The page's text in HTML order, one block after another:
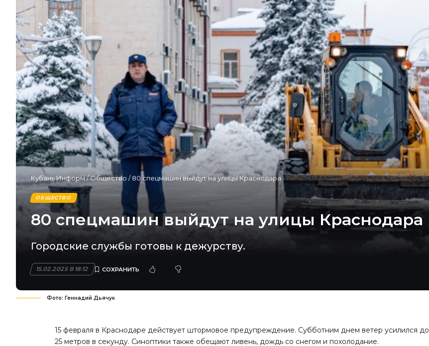
Кубань Информ/Общество /80 спецмашин выйдут на улицы Краснодара
ОБЩЕСТВО
80 спецмашин выйдут на улицы Краснодара
Городские службы готовы к дежурству.
15.02.2025 В 18:12
Фото: Геннадий Дьячук
15 февраля в Краснодаре действует штормовое предупреждение. Субботним днем ветер усилился до
25 метров в секунду. Синоптики также обещают ливень, дождь со снегом и похолодание.